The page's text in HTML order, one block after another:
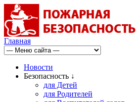
Главная
Новости
Безопасность ↓
для Детей
для Родителей